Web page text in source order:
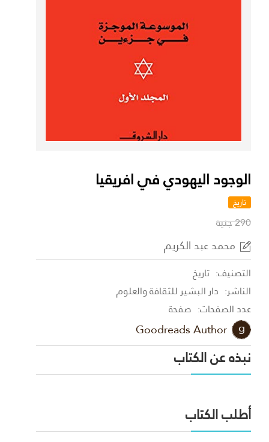
الوجود اليهودي في افريقيا
تاريخ
290 جنية
محمد عبد الكريم
التصنيف: تاريخ
الناشر: دار البشير للثقافة والعلوم
عدد الصفحات: صفحة
Goodreads Author
نبذه عن الكتاب
أطلب الكتاب